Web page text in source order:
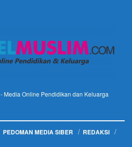
- Media Online Pendidikan dan Keluarga
PEDOMAN MEDIA SIBER
REDAKSI